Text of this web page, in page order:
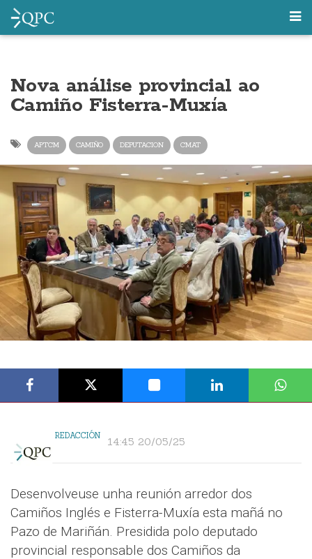
Nova análise provincial ao
Camiño Fisterra-Muxía
APTCM CAMIÑO DEPUTACION CMAT
REDACCIÓN 14:45 20/05/25
Desenvolveuse unha reunión arredor dos
Camiños Inglés e Fisterra-Muxía esta mañá no
Pazo de Mariñán. Presidida polo deputado
provincial responsable dos Camiños da